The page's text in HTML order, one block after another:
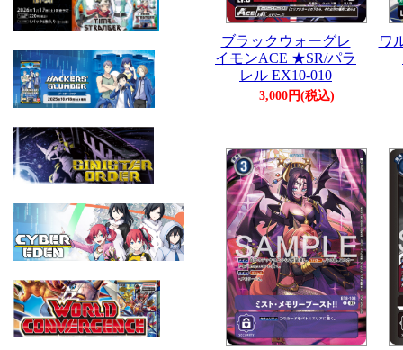
ブラックウォーグレ
イモンACE ★SR/パラ
レル EX10-010
3,000円(税込)
ワ